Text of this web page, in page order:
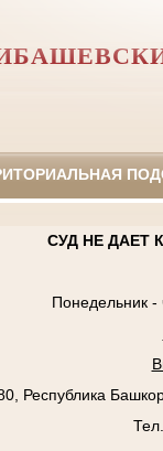
СУД НЕ ДАЕТ
Понедельник -
Республика